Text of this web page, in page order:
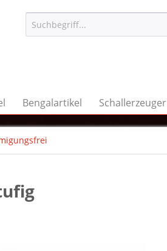
Bengalartikel Schallerzeuger